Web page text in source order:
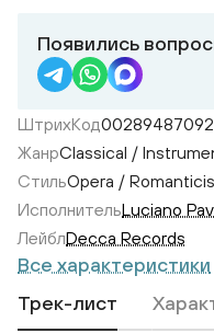
Появились
ШтрихКод
ЖанрClassical /
СтильOpera /
ИсполнительLuciano
ЛейблDecca Records
Все характеристики
Трек-лист